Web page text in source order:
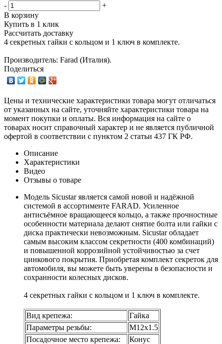
-
+
В корзину
Купить в 1 клик
Рассчитать доставку
4 секретных гайки с кольцом и 1 ключ в комплекте.
Производитель: Farad (Италия).
Поделиться
Цены и технические характеристики товара могут отличаться
от указанных на сайте, уточняйте характеристики товара на
момент покупки и оплаты. Вся информация на сайте о
товарах носит справочный характер и не является публичной
офертой в соответствии с пунктом 2 статьи 437 ГК РФ.
Описание
Характеристики
Видео
Отзывы о товаре
Модель Sicustar является самой новой и надёжной
системой в ассортименте FARAD. Усиленное
антисъёмное вращающееся кольцо, а также прочностные
особенности материала делают снятие болта или гайки с
диска практически невозможным. Sicustar обладает
самым высоким классом секретности (400 комбинаций)
и повышенной коррозийной устойчивостью за счет
цинкового покрытия. Приобретая комплект секреток для
автомобиля, вы можете быть уверены в безопасности и
сохранности колесных дисков.
4 секретных гайки с кольцом и 1 ключ в комплекте.
Вид крепежа:
Гайка
Параметры резьбы:
М12х1.5
Посадочное место крепежа:
Конус